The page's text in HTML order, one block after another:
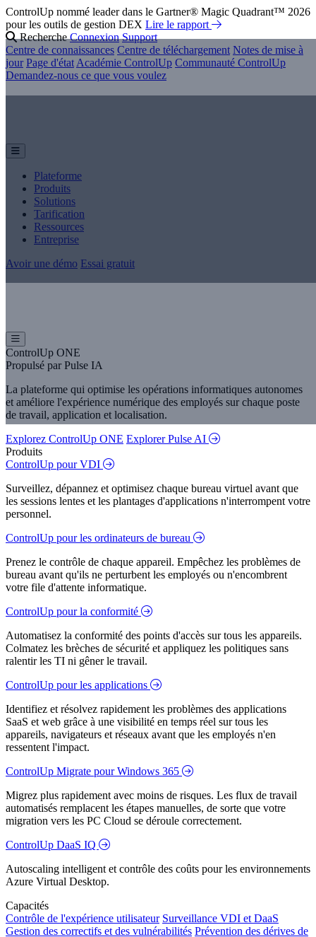
ControlUp nommé leader dans le Gartner® Magic Quadrant™ 2026
pour les outils de gestion DEX Lire le rapport
Recherche Connexion Support
Centre de connaissances Centre de téléchargement Notes de mise à
jour Page d'état Académie ControlUp Communauté ControlUp
Demandez-nous ce que vous voulez
Plateforme
Produits
Solutions
Tarification
Ressources
Entreprise
Avoir une démo Essai gratuit
ControlUp ONE
Propulsé par Pulse IA
La plateforme qui optimise les opérations informatiques autonomes
et améliore l'expérience numérique des employés sur chaque poste
de travail, application et localisation.
Explorez ControlUp ONE Explorer Pulse AI
Produits
ControlUp pour VDI
Surveillez, dépannez et optimisez chaque bureau virtuel avant que
les sessions lentes et les plantages d'applications n'interrompent votre
personnel.
ControlUp pour les ordinateurs de bureau
Prenez le contrôle de chaque appareil. Empêchez les problèmes de
bureau avant qu'ils ne perturbent les employés ou n'encombrent
votre file d'attente informatique.
ControlUp pour la conformité
Automatisez la conformité des points d'accès sur tous les appareils.
Colmatez les brèches de sécurité et appliquez les politiques sans
ralentir les TI ni gêner le travail.
ControlUp pour les applications
Identifiez et résolvez rapidement les problèmes des applications
SaaS et web grâce à une visibilité en temps réel sur tous les
appareils, navigateurs et réseaux avant que les employés n'en
ressentent l'impact.
ControlUp Migrate pour Windows 365
Migrez plus rapidement avec moins de risques. Les flux de travail
automatisés remplacent les étapes manuelles, de sorte que votre
migration vers les PC Cloud se déroule correctement.
ControlUp DaaS IQ
Autoscaling intelligent et contrôle des coûts pour les environnements
Azure Virtual Desktop.
Capacités
Contrôle de l'expérience utilisateur Surveillance VDI et DaaS
Gestion des correctifs et des vulnérabilités Prévention des dérives de